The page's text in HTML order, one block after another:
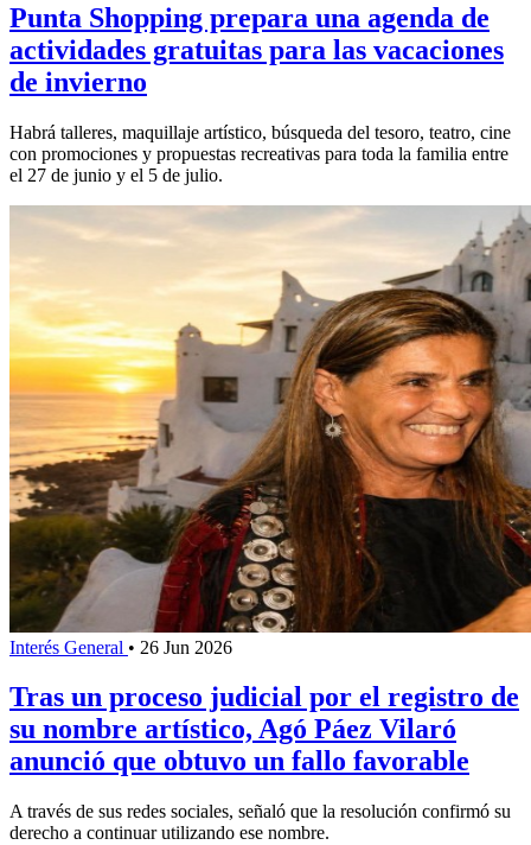
Punta Shopping prepara una agenda de
actividades gratuitas para las vacaciones
de invierno
Habrá talleres, maquillaje artístico, búsqueda del tesoro, teatro, cine
con promociones y propuestas recreativas para toda la familia entre
el 27 de junio y el 5 de julio.
Interés General • 26 Jun 2026
Tras un proceso judicial por el registro de
su nombre artístico, Agó Páez Vilaró
anunció que obtuvo un fallo favorable
A través de sus redes sociales, señaló que la resolución confirmó su
derecho a continuar utilizando ese nombre.